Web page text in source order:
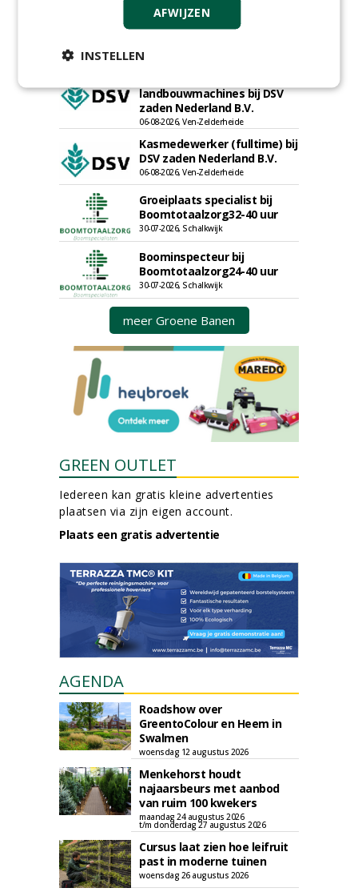
Export Manager bij PERFECT -
Van Wamel (fulltime)
Proefveldmedewerker/
landbouwmachines bij DSV
zaden Nederland B.V.
06-08-2026, Ven-Zelderheide
Kasmedewerker (fulltime) bij
DSV zaden Nederland B.V.
06-08-2026, Ven-Zelderheide
Groeiplaats specialist bij
Boomtotaalzorg32-40 uur
30-07-2026, Schalkwijk
Boominspecteur bij
Boomtotaalzorg24-40 uur
30-07-2026, Schalkwijk
meer Groene Banen
GREEN OUTLET
Iedereen kan gratis kleine advertenties
plaatsen via zijn eigen account.
Plaats een gratis advertentie
AGENDA
Roadshow over
GreentoColour en Heem in
Swalmen
woensdag 12 augustus 2026
Menkehorst houdt
najaarsbeurs met aanbod
van ruim 100 kwekers
maandag 24 augustus 2026
t/m donderdag 27 augustus 2026
Cursus laat zien hoe leifruit
past in moderne tuinen
woensdag 26 augustus 2026
AFWIJZEN
INSTELLEN